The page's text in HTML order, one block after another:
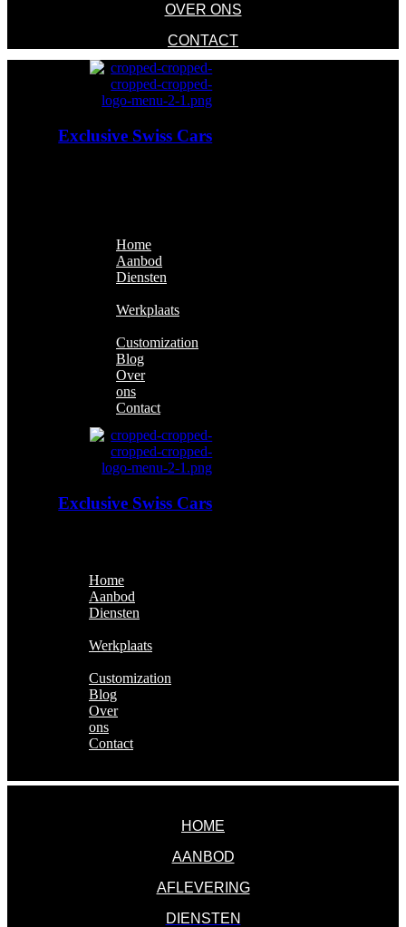
OVER ONS
CONTACT
Exclusive Swiss Cars
Home
Aanbod
Diensten
Werkplaats
Customization
Blog
Over
ons
Contact
Exclusive Swiss Cars
Home
Aanbod
Diensten
Werkplaats
Customization
Blog
Over
ons
Contact
HOME
AANBOD
AFLEVERING
DIENSTEN